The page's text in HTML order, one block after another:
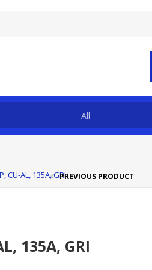
CU-AL, 135A, GRIPREVIOUS PRODUCT
135A, GRI